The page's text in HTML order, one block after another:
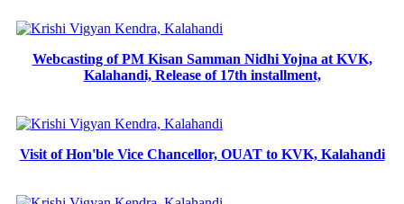
Webcasting of PM Kisan Samman Nidhi Yojna at KVK,
Kalahandi, Release of 17th installment,
Visit of Hon'ble Vice Chancellor, OUAT to KVK, Kalahandi